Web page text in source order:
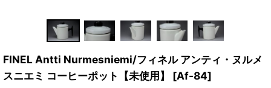
FINEL Antti Nurmesniemi/フィネル アンティ・ヌルメ
スニエミ コーヒーポット【未使用】
[Af-84]